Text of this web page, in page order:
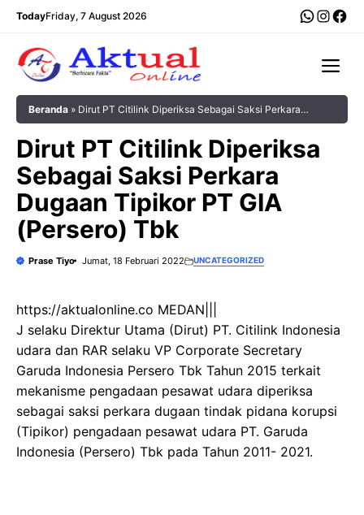
Langsung
TodayFriday, 7 August 2026
Beranda » Dirut PT Citilink Diperiksa Sebagai Saksi Perkara
Dirut PT Citilink Diperiksa
Sebagai Saksi Perkara
Dugaan Tipikor PT GIA
(Persero) Tbk
Prase Tiyo Jumat, 18 Februari 2022 UNCATEGORIZED
https://aktualonline.co MEDAN|||
J selaku Direktur Utama (Dirut) PT. Citilink Indonesia
udara dan RAR selaku VP Corporate Secretary
Garuda Indonesia Persero Tbk Tahun 2015 terkait
mekanisme pengadaan pesawat udara diperiksa
sebagai saksi perkara dugaan tindak pidana korupsi
(Tipikor) pengadaan pesawat udara PT. Garuda
Indonesia (Persero) Tbk pada Tahun 2011- 2021.